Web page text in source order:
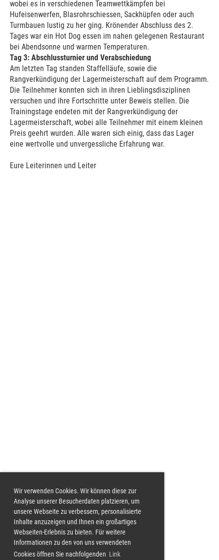
Wir verwenden Cookies. Wir können diese zur
Analyse unserer Besucherdaten platzieren, um
unsere Webseite zu verbessern, personalisierte
Inhalte anzuzeigen und Ihnen ein großartiges
Webseiten-Erlebnis zu bieten. Für weitere
Informationen zu den von uns verwendeten
Cookies öffnen Sie nachfolgenden Link
wobei es in verschiedenen Teamwettkämpfen bei
Hufeisenwerfen, Blasrohrschiessen, Sackhüpfen oder auch
Turmbauen lustig zu her ging. Krönender Abschluss des 2.
Tages war ein Hot Dog essen im nahen gelegenen Restaurant
bei Abendsonne und warmen Temperaturen.
Tag 3: Abschlussturnier und Verabschiedung
Am letzten Tag standen Staffelläufe, sowie die
Rangverkündigung der Lagermeisterschaft auf dem Programm.
Die Teilnehmer konnten sich in ihren Lieblingsdisziplinen
versuchen und ihre Fortschritte unter Beweis stellen. Die
Trainingstage endeten mit der Rangverkündigung der
Lagermeisterschaft, wobei alle Teilnehmer mit einem kleinen
Preis geehrt wurden. Alle waren sich einig, dass das Lager
eine wertvolle und unvergessliche Erfahrung war.
Eure Leiterinnen und Leiter